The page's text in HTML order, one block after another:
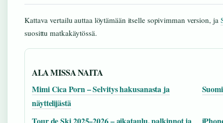
Kattava vertailu auttaa löytämään itselle sopivimman version, ja
suosittu matkakäytössä.
ALA MISSA NAITA
Mimi Cica Porn – Selvitys hakusanasta ja
näyttelijästä